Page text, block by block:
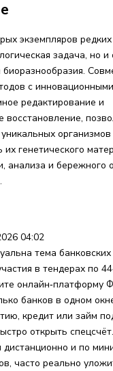
экземпляров
задача, но и
биоразнообразия.
с
редактирование и
восстановление,
организмов
их генетического
анализа и бережного
04:02
тема
в тендерах по
онлайн‑платформу
банков в одном
кредит или займ
открыть
дистанционно и по
часто реально